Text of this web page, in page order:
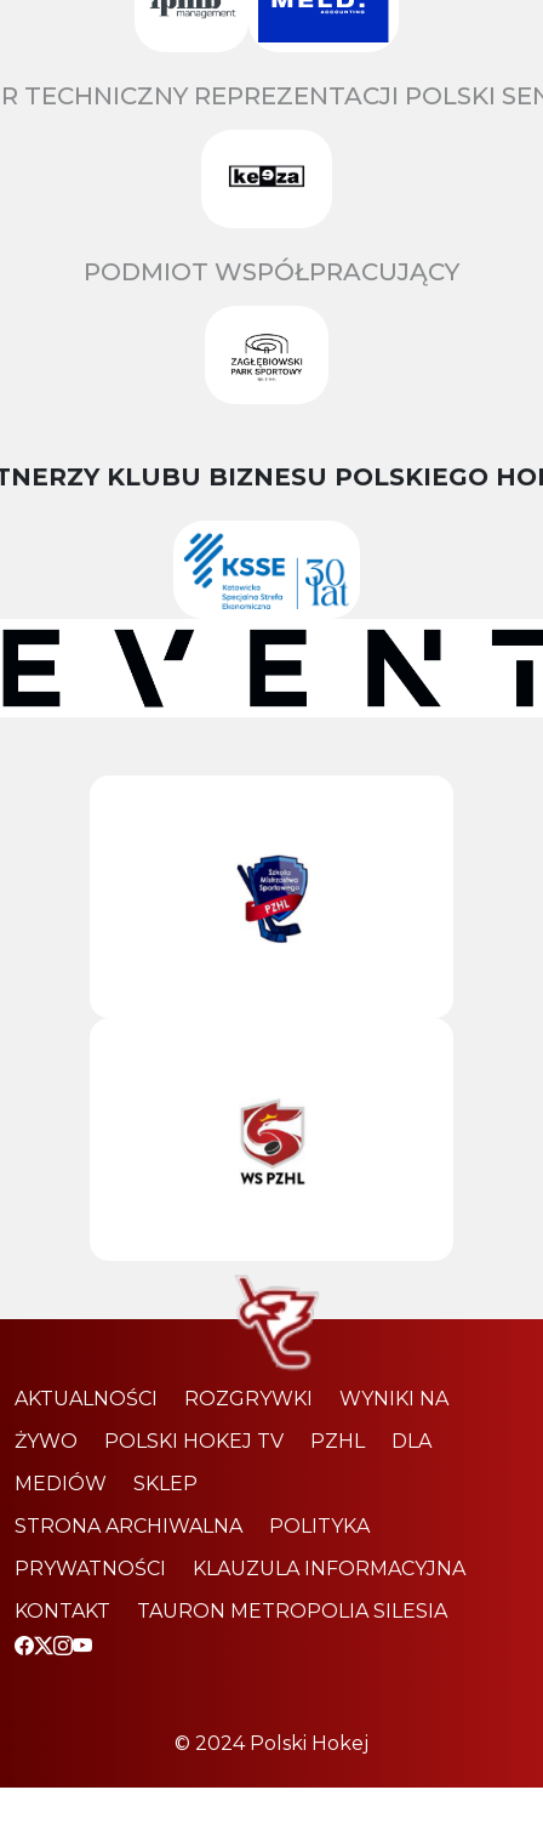
TECHNICZNY REPREZENTACJI POLSKI
PODMIOT WSPÓŁPRACUJĄCY
KLUBU BIZNESU POLSKIEGO
AKTUALNOŚCI ROZGRYWKI
WYNIKI NA
ŻYWO
POLSKI HOKEJ TV PZHL
DLA
MEDIÓW
SKLEP
STRONA ARCHIWALNA
POLITYKA
PRYWATNOŚCI
KLAUZULA INFORMACYJNA
KONTAKT
TAURON METROPOLIA SILESIA
© 2024 Polski Hokej